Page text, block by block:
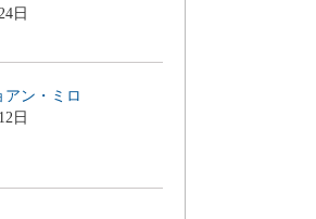
日
ン・ミロ
日